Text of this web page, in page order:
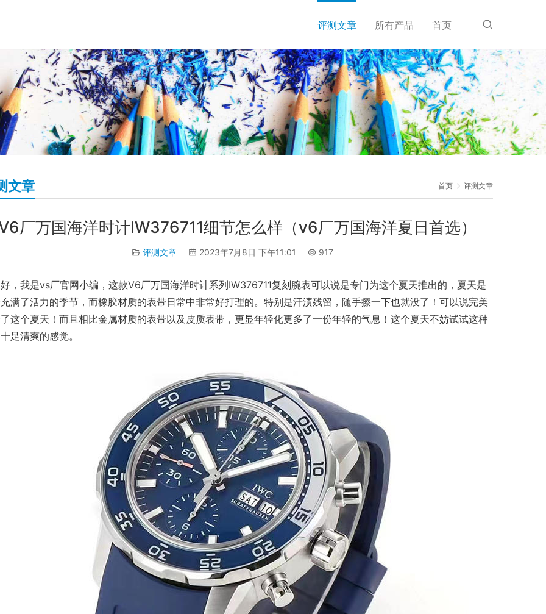
评测文章 所有产品 首页
首页 评测文章
文章
厂万国海洋时计IW376711细节怎么样（v6厂万国海洋夏日首选）
评测文章 2023年7月8日 下午11:01 917
，我是vs厂官网小编，这款V6厂万国海洋时计系列IW376711复刻腕表可以说是专门为这个夏天推出的，夏天是
满了活力的季节，而橡胶材质的表带日常中非常好打理的。特别是汗渍残留，随手擦一下也就没了！可以说完美
这个夏天！而且相比金属材质的表带以及皮质表带，更显年轻化更多了一份年轻的气息！这个夏天不妨试试这种
足清爽的感觉。